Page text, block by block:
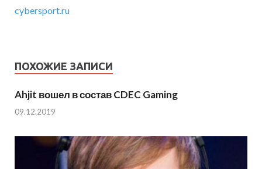
cybersport.ru
ПОХОЖИЕ ЗАПИСИ
Ahjit вошел в состав CDEC Gaming
09.12.2019